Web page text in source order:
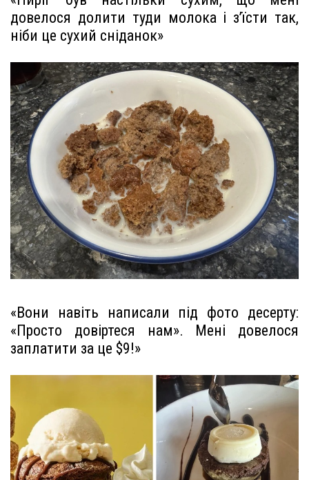
довелося долити туди молока і з’їсти так,
ніби це сухий сніданок»
«Вони навіть написали під фото десерту:
«Просто довіртеся нам». Мені довелося
заплатити за це $9!»